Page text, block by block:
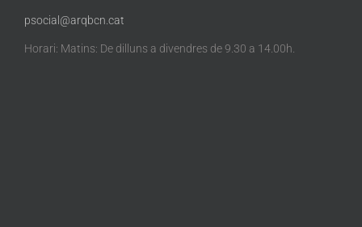
psocial@arqbcn.cat
Horari: Matins: De dilluns a divendres de 9.30 a 14.00h.